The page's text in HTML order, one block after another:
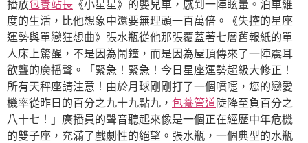
播放包養站長 《小星星》的嬰兒車，感到一陣眩暈。泊車維
度的生活，比他想象中還要無理頭一百萬倍。《失控的星座
運勢與單戀狂想曲》張水瓶從他那張覆蓋著七層舊報紙的單
人床上驚醒，不是因為鬧鐘，而是因為屋頂傳來了一陣震耳
欲聾的廣播聲。「緊急！緊急！今日星座運勢超級大修正！
所有天秤座請注意！由於月球剛剛打了一個噴嚏，您的戀愛
機率從昨日的百分之九十九點九， 包養管道陡降至負百分之
八十七！」廣播員的聲音聽起來像是一個正在經歷中年危機
的雙子座，充滿了戲劇性的絕望。張水瓶，一個典型的水瓶